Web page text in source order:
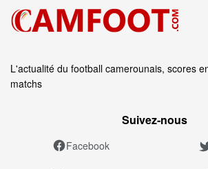
L'actualité du football camerounais, scores
matchs
Suivez‑nous
Facebook